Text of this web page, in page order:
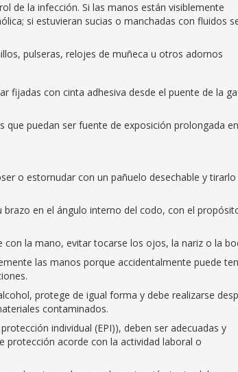
de la infección. Si las manos están visiblemente
si estuvieran sucias o manchadas con fluidos
pulseras, relojes de muñeca u otros adornos
fijadas con cinta adhesiva desde el puente de la
puedan ser fuente de exposición prolongada en
o estornudar con un pañuelo desechable y tirarlo
en el ángulo interno del codo, con el
la mano, evitar tocarse los ojos, la nariz o la
las manos porque accidentalmente puede
protege de igual forma y debe realizarse
contaminados.
individual (EPI)), deben ser adecuadas y
protección acorde con la actividad laboral o